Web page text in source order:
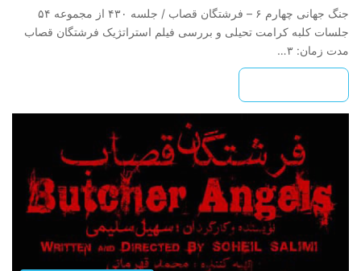
جنگ‌ جهانی‌ چهارم‌ ۶ – فرشتگان ‌قصاب / جلسه ۴۳۰ از مجموعه ۵۴
جلسات کلبه کرامت تحیلی و بررسی فیلم استراتژیک فرشتگان قصاب
مدت زمان: ۳…